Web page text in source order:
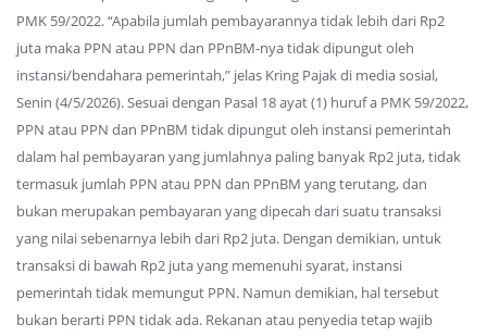
PMK 59/2022. “Apabila jumlah pembayarannya tidak lebih dari Rp2
juta maka PPN atau PPN dan PPnBM-nya tidak dipungut oleh
instansi/bendahara pemerintah,” jelas Kring Pajak di media sosial,
Senin (4/5/2026). Sesuai dengan Pasal 18 ayat (1) huruf a PMK 59/2022,
PPN atau PPN dan PPnBM tidak dipungut oleh instansi pemerintah
dalam hal pembayaran yang jumlahnya paling banyak Rp2 juta, tidak
termasuk jumlah PPN atau PPN dan PPnBM yang terutang, dan
bukan merupakan pembayaran yang dipecah dari suatu transaksi
yang nilai sebenarnya lebih dari Rp2 juta. Dengan demikian, untuk
transaksi di bawah Rp2 juta yang memenuhi syarat, instansi
pemerintah tidak memungut PPN. Namun demikian, hal tersebut
bukan berarti PPN tidak ada. Rekanan atau penyedia tetap wajib